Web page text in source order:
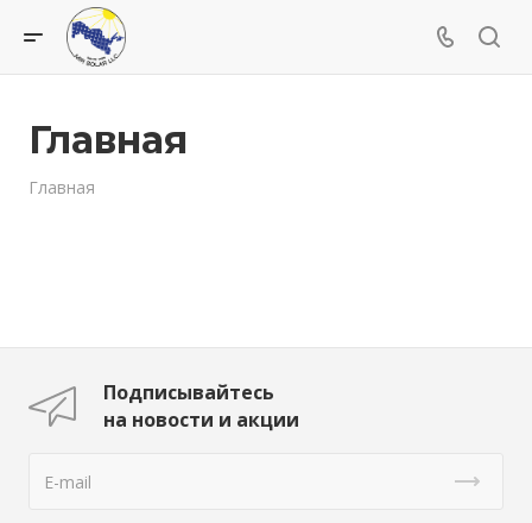
Главная
Главная
Подписывайтесь
на новости и акции